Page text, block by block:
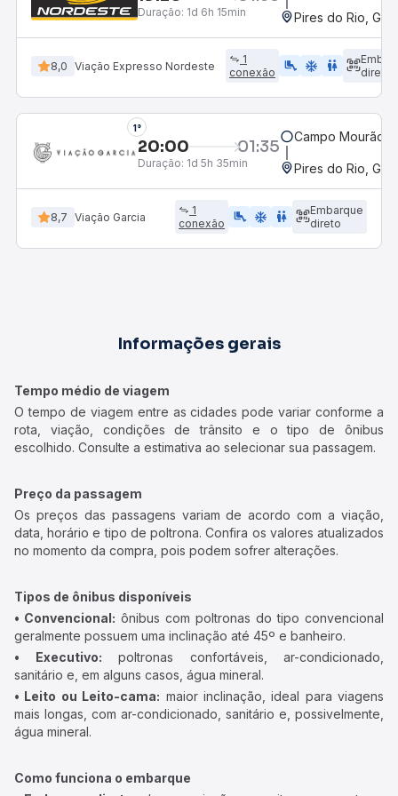
Duração: 1d 6h 15min Pires do Rio, GO
8,0 Viação Expresso Nordeste
1
conexão
airline_seat_legroom_extra ac_unit WC
direto
1°
20:00 01:35
Duração: 1d 5h 35min
Campo Mourão,
Pires do Rio, GO
8,7 Viação Garcia
1
conexão
airline_seat_legroom_extra ac_unit wc
Embarque
direto
Informações gerais
Tempo médio de viagem
O tempo de viagem entre as cidades pode variar conforme a
rota, viação, condições de trânsito e o tipo de ônibus
escolhido. Consulte a estimativa ao selecionar sua passagem.
Preço da passagem
Os preços das passagens variam de acordo com a viação,
data, horário e tipo de poltrona. Confira os valores atualizados
no momento da compra, pois podem sofrer alterações.
Tipos de ônibus disponíveis
• Convencional: ônibus com poltronas do tipo convencional
geralmente possuem uma inclinação até 45º e banheiro.
• Executivo: poltronas confortáveis, ar-condicionado,
sanitário e, em alguns casos, água mineral.
• Leito ou Leito-cama: maior inclinação, ideal para viagens
mais longas, com ar-condicionado, sanitário e, possivelmente,
água mineral.
Como funciona o embarque